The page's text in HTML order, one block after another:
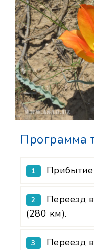
Программа
1
2
Переезд
(280 км).
3
Переезд